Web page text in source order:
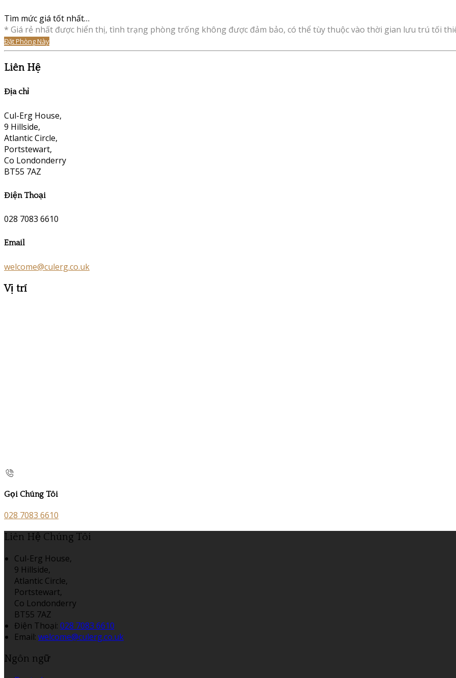
Tìm mức giá tốt nhất…
* Giá rẻ nhất được hiển thị, tình trạng phòng trống không được đảm bảo, có thể tùy thuộc vào thời gian lưu trú tối
Đặt Phòng Này
Liên Hệ
Địa chỉ
Cul-Erg House,
9 Hillside,
Atlantic Circle,
Portstewart,
Co Londonderry
BT55 7AZ
Điện Thoại
028 7083 6610
Email
welcome@culerg.co.uk
Vị trí
Gọi Chúng Tôi
028 7083 6610
Liên Hệ Chúng Tôi
Cul-Erg House,
9 Hillside,
Atlantic Circle,
Portstewart,
Co Londonderry
BT55 7AZ
Điện Thoại: 028 7083 6610
Email: welcome@culerg.co.uk
Ngôn ngữ